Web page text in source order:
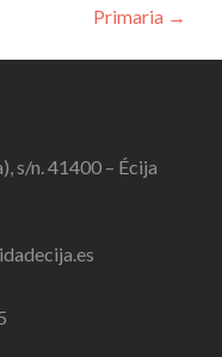
Primaria →
s/n. 41400 – Écija